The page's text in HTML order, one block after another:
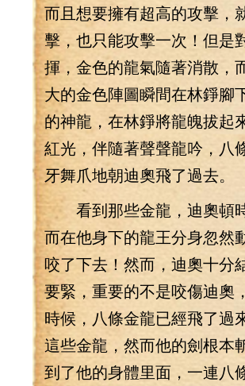
而且想要擁有超高的攻擊，
擊，也只能攻擊一次！但是
揮，金色的龍氣隨著消散，
大的金色陣圖瞬間在林錚腳
的神龍，在林錚將龍魄拔起
紅光，伴隨著聲聲龍吟，八
牙舞爪地朝迪奧飛了過去。
看到那些金龍，迪奧頓時
而在他身下的龍王分身忽然
咬了下去！然而，迪奧十分
要緊，重要的不是咬傷迪奧
時候，八條金龍已經飛了過
這些金龍，然而他的劍根本
到了他的身體里面，一連八